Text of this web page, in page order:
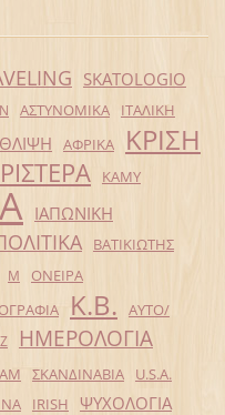
SKATOLOGIO
ΑΣΤΥΝΟΜΙΚΑ
ΙΤΑΛΙΚΗ
ΑΦΡΙΚΑ ΚΡΙΣΗ
ΚΑΜΥ
ΙΑΠΩΝΙΚΗ
ΒΑΤΙΚΙΩΤΗΣ
Μ ΟΝΕΙΡΑ
Κ.Β.
ΑΥΤΟ/
ΗΜΕΡΟΛΟΓΙΑ
ΣΚΑΝΔΙΝΑΒΙΑ
U.S.A.
IRISH ΨΥΧΟΛΟΓΙΑ